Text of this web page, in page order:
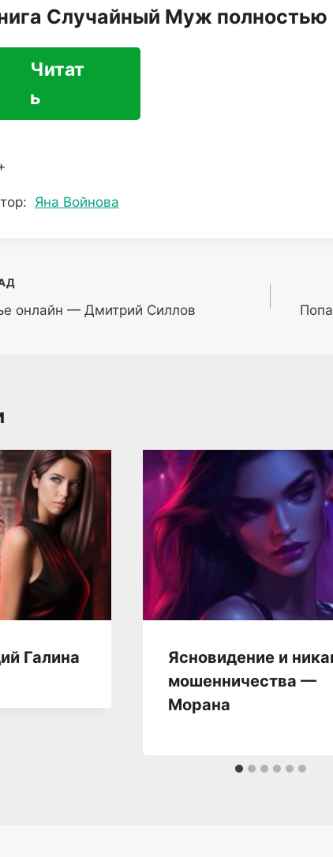
Случайный Муж полностью
Читат
ь
Яна Войнова
онлайн — Дмитрий Силлов
Галина
Ясновидение и
мошенничества —
Морана